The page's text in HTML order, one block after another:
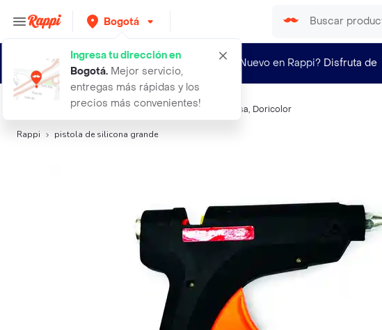
Bogotá
Ingresa tu dirección en
Bogotá. Mejor servicio,
entregas más rápidas y los
precios más convenientes!
¿Nuevo en Rappi? Disfruta de
Búsquedas relacionadas:Pegantes y Cintas, Tesa, Doricolor
Rappi pistola de silicona grande